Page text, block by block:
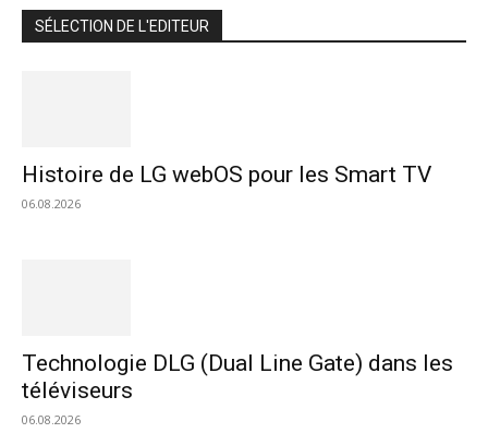
SÉLECTION DE L'EDITEUR
Histoire de LG webOS pour les Smart TV
06.08.2026
Technologie DLG (Dual Line Gate) dans les
téléviseurs
06.08.2026